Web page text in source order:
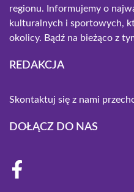
regionu. Informujemy o
kulturalnych i sportowych,
okolicy. Bądź na bieżąco z
REDAKCJA
Skontaktuj się z nami
DOŁĄCZ DO NAS